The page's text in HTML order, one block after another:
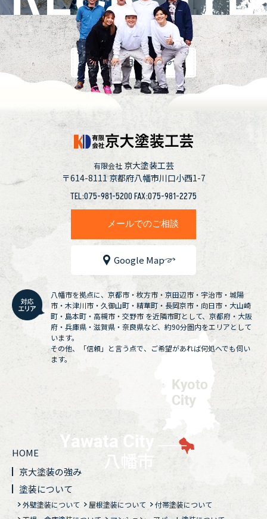
採用情報
有限会社 京大塗装工芸
〒614-8111京都府八幡市川口小西1-7
TEL:075-981-5200 FAX:075-981-2275
メールでのご相談
Google Map
八幡市を拠点に、京都市・枚方市・京田辺市・宇治市・城陽
市・木津川市・久御山町・精華町・長岡京市・向日市・大山崎
町・島本町・高槻市・交野市 を近隣市町として、京都府・大阪
府・兵庫県・滋賀県・奈良県など、約90分圏内をエリアとして
います。
その他、「信頼」と言う点で、ご希望があれば何処へでも伺い
ます。
HOME
京大塗装の強み
塗装について
外壁塗装について 屋根塗装について
付帯塗装について